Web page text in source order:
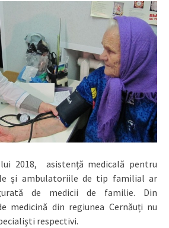
2018, asistență medicală pentru
și ambulatoriile de tip familial ar
de medicii de familie. Din
medicină din regiunea Cernăuți nu
respectivi.